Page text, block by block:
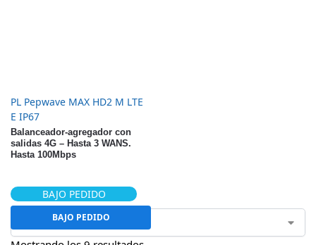
PL Pepwave MAX HD2 M LTE
E IP67
Balanceador-agregador con
salidas 4G – Hasta 3 WANS.
Hasta 100Mbps
BAJO PEDIDO
BAJO PEDIDO